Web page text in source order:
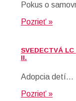
Pokus o
Pozrieť »
SVEDECTVÁ
II.
Adopcia detí…
Pozrieť »